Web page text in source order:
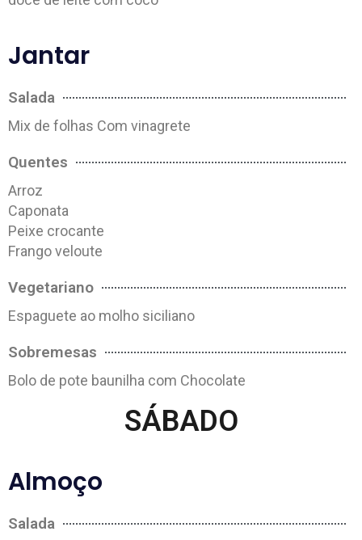
Jantar
Salada
Mix de folhas Com vinagrete
Quentes
Arroz
Caponata
Peixe crocante
Frango veloute
Vegetariano
Espaguete ao molho siciliano
Sobremesas
Bolo de pote baunilha com Chocolate
SÁBADO
Almoço
Salada